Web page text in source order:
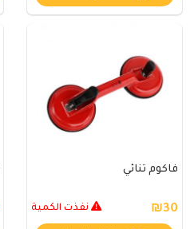
فاكوم ثنائي
₪30 نفذت الكمية